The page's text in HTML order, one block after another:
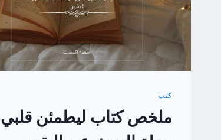
كتب
ملخص كتاب ليطمئن قلبي |